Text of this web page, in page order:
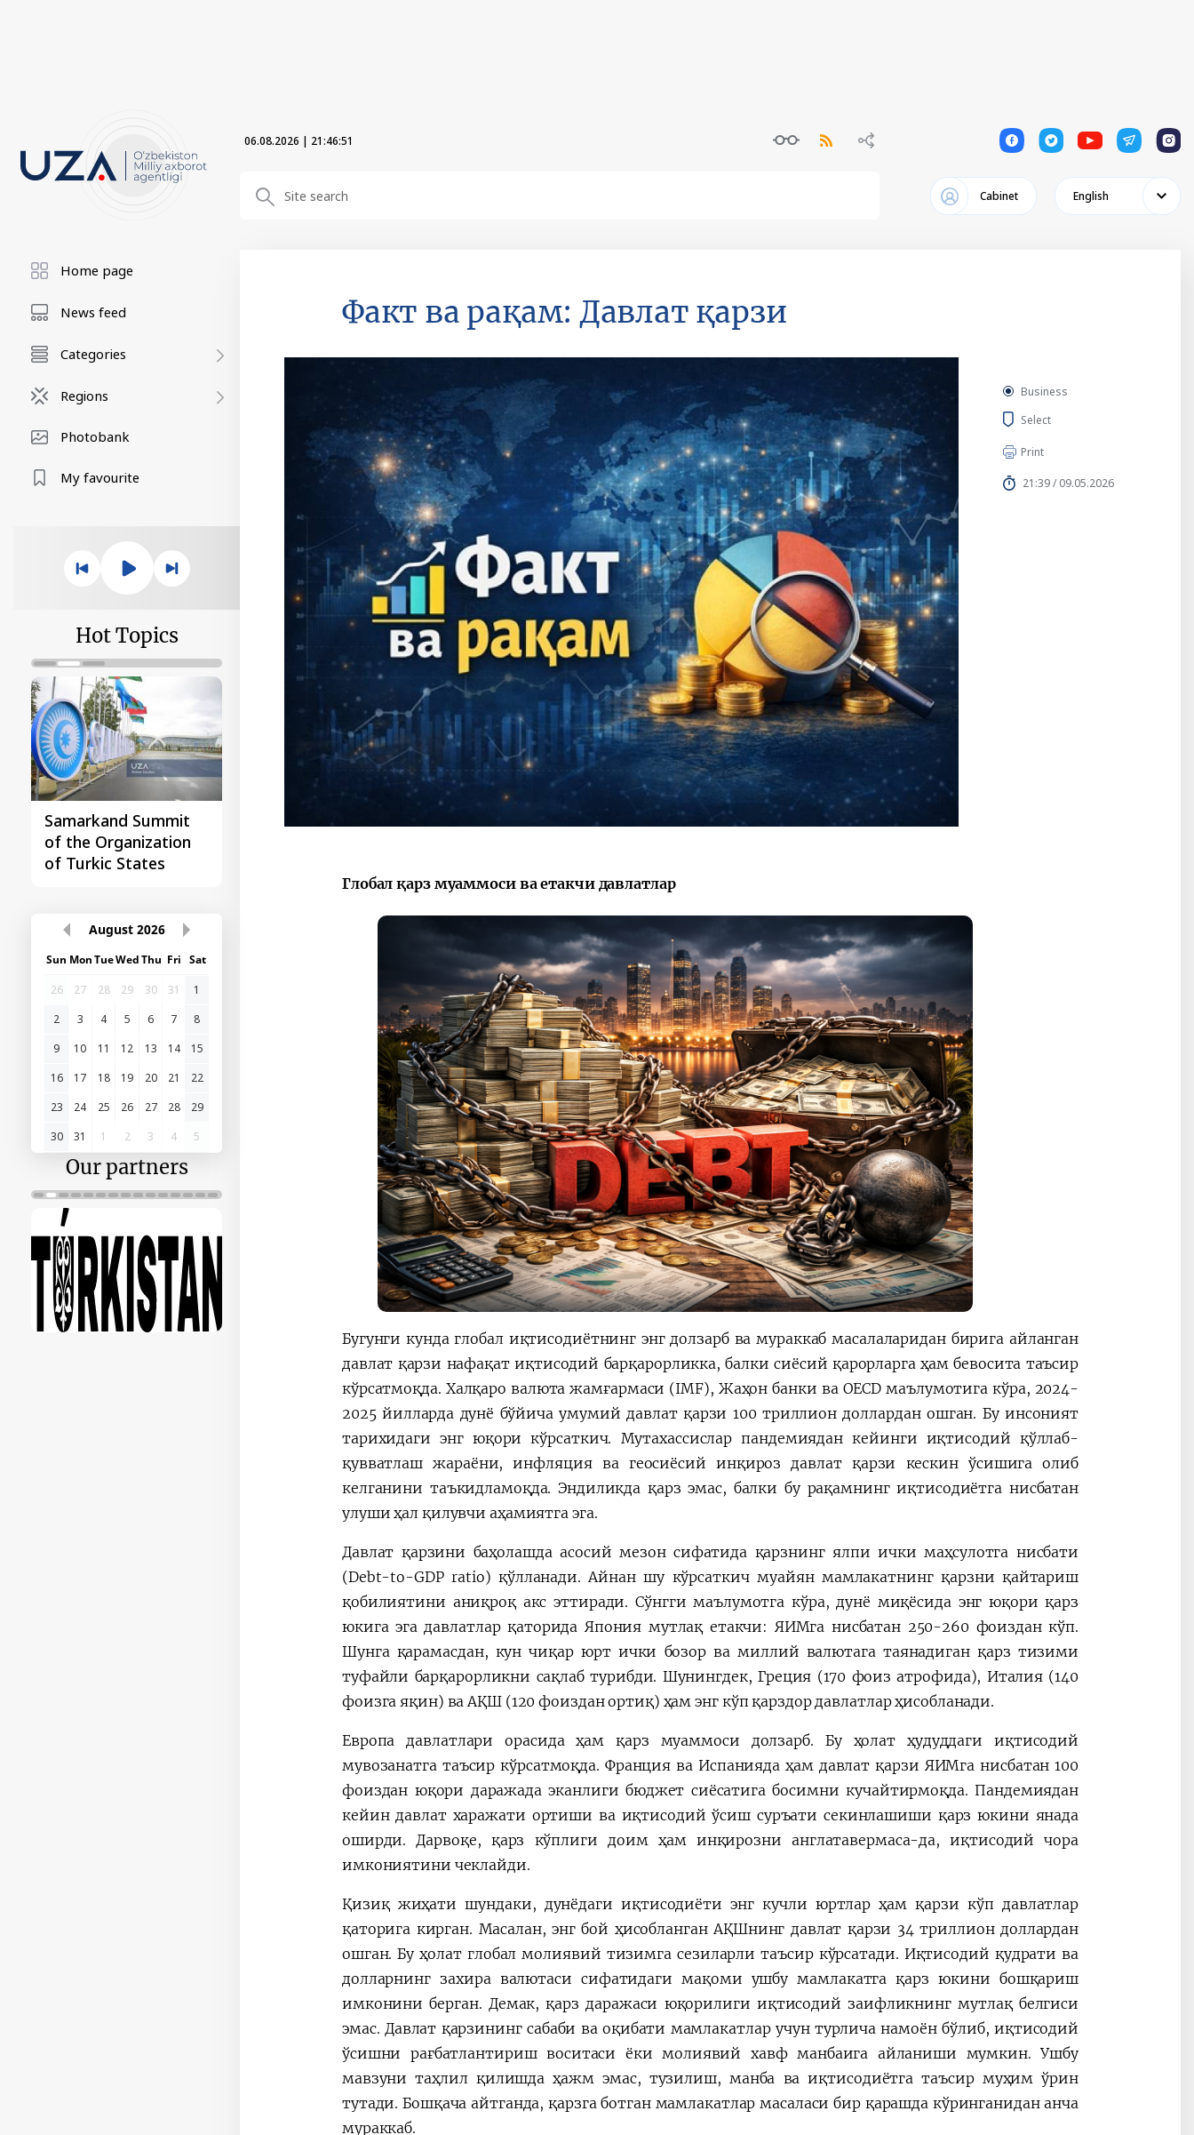
06.08.2026 | 21:46:52 1 1 1 1 1
Cabinet English
Home page
News feed
Categories
Regions
Photobank
My favourite
Hot Topics
Samarkand Summit
of the Organization
of Turkic States
August 2026
Sun MonTueWedThu Fri Sat
26
27 28 29 30 31
1
2
3 4 5 6 7
8
9
10 11 12 13 14
15
16
17 18 19 20 21
22
23
24 25 26 27 28
29
30
31 1 2 3 4 5
Our partners
Факт ва рақам: Давлат қарзи
Business
Select
Print
21:39 / 09.05.2026
Глобал қарз муаммоси ва етакчи давлатлар
Бугунги кунда глобал иқтисодиётнинг энг долзарб ва мураккаб масалаларидан бирига айланган
давлат қарзи нафақат иқтисодий барқарорликка, балки сиёсий қарорларга ҳам бевосита таъсир
кўрсатмоқда. Халқаро валюта жамғармаси (IMF), Жаҳон банки ва OECD маълумотига кўра, 2024-
2025 йилларда дунё бўйича умумий давлат қарзи 100 триллион доллардан ошган. Бу инсоният
тарихидаги энг юқори кўрсаткич. Мутахассислар пандемиядан кейинги иқтисодий қўллаб-
қувватлаш жараёни, инфляция ва геосиёсий инқироз давлат қарзи кескин ўсишига олиб
келганини таъкидламоқда. Эндиликда қарз эмас, балки бу рақамнинг иқтисодиётга нисбатан
улуши ҳал қилувчи аҳамиятга эга.
Давлат қарзини баҳолашда асосий мезон сифатида қарзнинг ялпи ички маҳсулотга нисбати
(Debt-to-GDP ratio) қўлланади. Айнан шу кўрсаткич муайян мамлакатнинг қарзни қайтариш
қобилиятини аниқроқ акс эттиради. Сўнгги маълумотга кўра, дунё миқёсида энг юқори қарз
юкига эга давлатлар қаторида Япония мутлақ етакчи: ЯИМга нисбатан 250-260 фоиздан кўп.
Шунга қарамасдан, кун чиқар юрт ички бозор ва миллий валютага таянадиган қарз тизими
туфайли барқарорликни сақлаб турибди. Шунингдек, Греция (170 фоиз атрофида), Италия (140
фоизга яқин) ва АҚШ (120 фоиздан ортиқ) ҳам энг кўп қарздор давлатлар ҳисобланади.
Европа давлатлари орасида ҳам қарз муаммоси долзарб. Бу ҳолат ҳудуддаги иқтисодий
мувозанатга таъсир кўрсатмоқда. Франция ва Испанияда ҳам давлат қарзи ЯИМга нисбатан 100
фоиздан юқори даражада эканлиги бюджет сиёсатига босимни кучайтирмоқда. Пандемиядан
кейин давлат харажати ортиши ва иқтисодий ўсиш суръати секинлашиши қарз юкини янада
оширди. Дарвоқе, қарз кўплиги доим ҳам инқирозни англатавермаса-да, иқтисодий чора
имкониятини чеклайди.
Қизиқ жиҳати шундаки, дунёдаги иқтисодиёти энг кучли юртлар ҳам қарзи кўп давлатлар
қаторига кирган. Масалан, энг бой ҳисобланган АҚШнинг давлат қарзи 34 триллион доллардан
ошган. Бу ҳолат глобал молиявий тизимга сезиларли таъсир кўрсатади. Иқтисодий қудрати ва
долларнинг захира валютаси сифатидаги мақоми ушбу мамлакатга қарз юкини бошқариш
имконини берган. Демак, қарз даражаси юқорилиги иқтисодий заифликнинг мутлақ белгиси
эмас. Давлат қарзининг сабаби ва оқибати мамлакатлар учун турлича намоён бўлиб, иқтисодий
ўсишни рағбатлантириш воситаси ёки молиявий хавф манбаига айланиши мумкин. Ушбу
мавзуни таҳлил қилишда ҳажм эмас, тузилиш, манба ва иқтисодиётга таъсир муҳим ўрин
тутади. Бошқача айтганда, қарзга ботган мамлакатлар масаласи бир қарашда кўринганидан анча
мураккаб.